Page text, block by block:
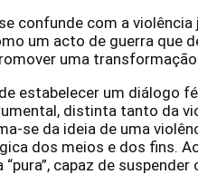
confunde com a
um acto de guerra que
uma
estabelecer um diálogo
distinta tanto da
se da ideia de uma
dos meios e dos fins.
capaz de